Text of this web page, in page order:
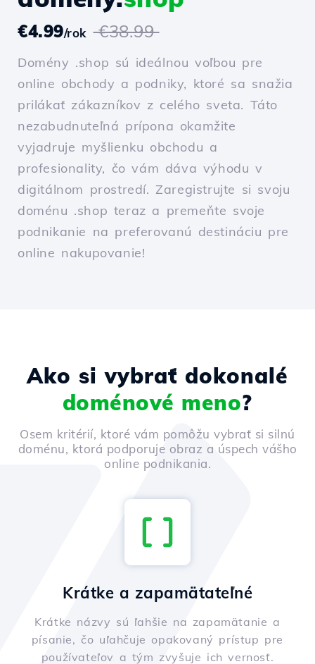
€4.99/rok €38.99
Domény .shop sú ideálnou voľbou pre
online obchody a podniky, ktoré sa snažia
prilákať zákazníkov z celého sveta. Táto
nezabudnuteľná prípona okamžite
vyjadruje myšlienku obchodu a
profesionality, čo vám dáva výhodu v
digitálnom prostredí. Zaregistrujte si svoju
doménu .shop teraz a premeňte svoje
podnikanie na preferovanú destináciu pre
online nakupovanie!
Ako si vybrať dokonalé
doménové meno?
Osem kritérií, ktoré vám pomôžu vybrať si silnú
doménu, ktorá podporuje obraz a úspech vášho
online podnikania.
Krátke a zapamätateľné
Krátke názvy sú ľahšie na zapamätanie a
písanie, čo uľahčuje opakovaný prístup pre
používateľov a tým zvyšuje ich vernosť.